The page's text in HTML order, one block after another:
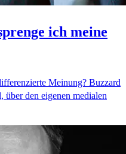
ich meine
Meinung? Buzzard
über den eigenen medialen